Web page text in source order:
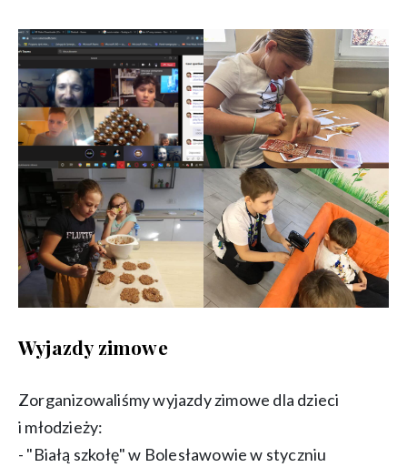
Wyjazdy zimowe
Zorganizowaliśmy wyjazdy zimowe dla dzieci
i młodzieży:
- "Białą szkołę" w Bolesławowie w styczniu